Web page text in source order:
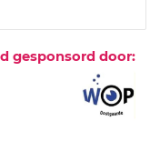
gesponsord door: